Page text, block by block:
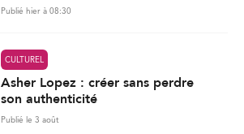
Publié hier à 08:30
CULTUREL
Asher Lopez : créer sans perdre
son authenticité
Publié le 3 août